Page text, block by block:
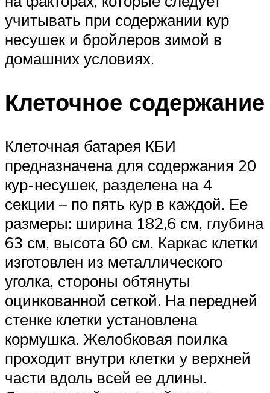
учитывать при содержании кур
несушек и бройлеров зимой в
домашних условиях.
Клеточное содержание
Клеточная батарея КБИ
предназначена для содержания 20
кур-несушек, разделена на 4
секции – по пять кур в каждой. Ее
размеры: ширина 182,6 см, глубина
63 см, высота 60 см. Каркас клетки
изготовлен из металлического
уголка, стороны обтянуты
оцинкованной сеткой. На передней
стенке клетки установлена
кормушка. Желобковая поилка
проходит внутри клетки у верхней
части вдоль всей ее длины.